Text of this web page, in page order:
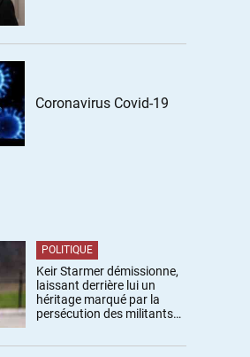
Coronavirus Covid-19
POLITIQUE
Keir Starmer démissionne,
laissant derrière lui un
héritage marqué par la
persécution des militants